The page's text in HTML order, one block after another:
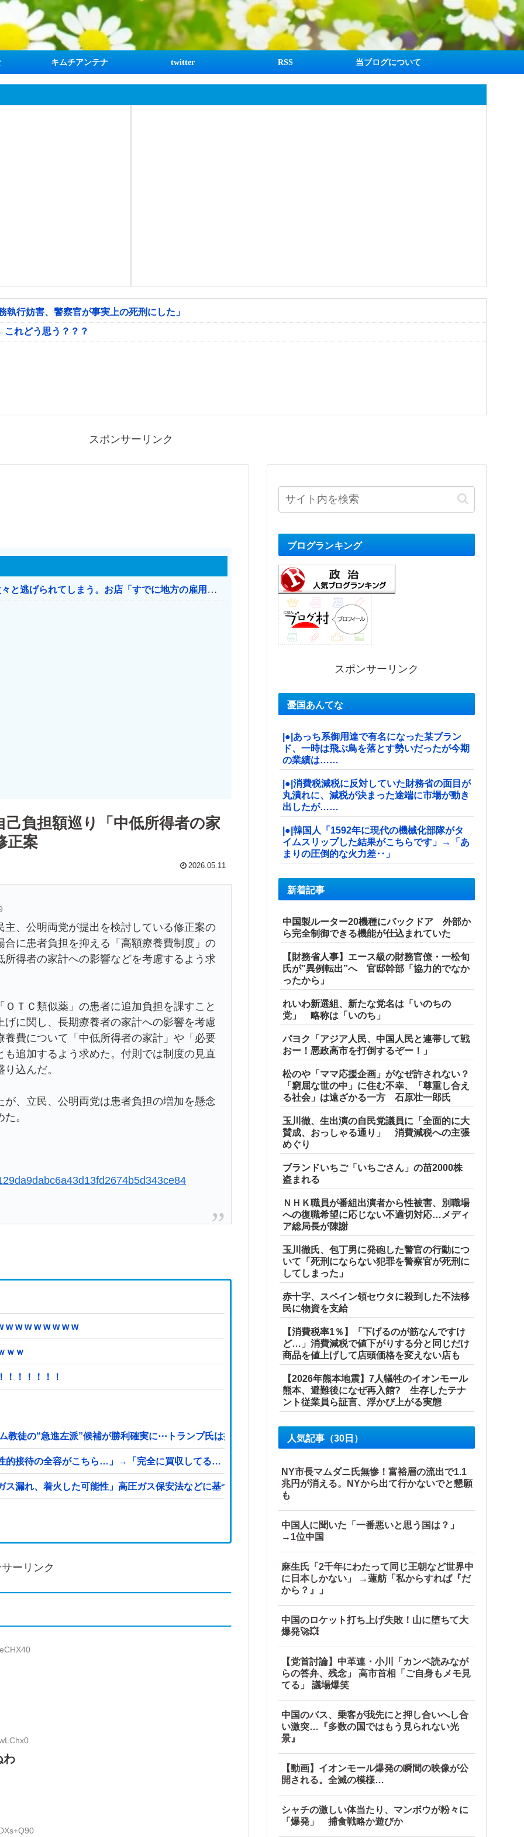
キムチアンテナ twitter RSS 当ブログについて
行妨害、警察官が事実上の死刑にした」
れどう思う？？？
スポンサーリンク
日本のお店、時給1500円でもミャンマー人に次々と逃げられてしまう。お店「すでに地方の雇用は崩壊」
負担額巡り「中低所得者の家
正案
2026.05.11
、公明両党が提出を検討している修正案の
に患者負担を抑える「高額療養費制度」の
得者の家計への影響などを考慮するよう求
ＴＣ類似薬」の患者に追加負担を課すこと
に関し、長期療養者の家計への影響を考慮
費について「中低所得者の家計」や「必要
追加するよう求めた。付則では制度の見直
込んだ。
、立民、公明両党は患者負担の増加を懸念
。
w w w w w w w w
ｗｗ
！！！！！！
教徒の“急進左派”候補が勝利確実に⋯トランプ氏は批判
的接待の全容がこちら…」→「完全に買収してる…（ブルブル」＝韓国の反応
漏れ、着火した可能性」高圧ガス保安法などに基づき、経産省に報告他
ーリンク
わ
ブログランキング
スポンサーリンク
憂国あんてな
|●|あっち系御用達で有名になった某ブラン
ド、一時は飛ぶ鳥を落とす勢いだったが今期
の業績は……
|●|消費税減税に反対していた財務省の面目が
丸潰れに、減税が決まった途端に市場が動き
出したが……
|●|韓国人「1592年に現代の機械化部隊がタ
イムスリップした結果がこちらです」→「あ
まりの圧倒的な火力差‥」
新着記事
中国製ルーター20機種にバックドア 外部か
ら完全制御できる機能が仕込まれていた
【財務省人事】エース級の財務官僚・一松旬
氏が”異例転出”へ 官邸幹部「協力的でなか
ったから」
れいわ新選組、新たな党名は「いのちの
党」 略称は「いのち」
パヨク「アジア人民、中国人民と連帯して戦
おー！悪政高市を打倒するぞー！」
松のや「ママ応援企画」がなぜ許されない？
「窮屈な世の中」に住む不幸、「尊重し合え
る社会」は遠ざかる一方 石原壮一郎氏
玉川徹、生出演の自民党議員に「全面的に大
賛成、おっしゃる通り」 消費減税への主張
めぐり
ブランドいちご「いちごさん」の苗2000株
盗まれる
ＮＨＫ職員が番組出演者から性被害、別職場
への復職希望に応じない不適切対応…メディ
ア総局長が陳謝
玉川徹氏、包丁男に発砲した警官の行動につ
いて「死刑にならない犯罪を警察官が死刑に
してしまった」
赤十字、スペイン領セウタに殺到した不法移
民に物資を支給
【消費税率1％】「下げるのが筋なんですけ
ど…」消費減税で値下がりする分と同じだけ
商品を値上げして店頭価格を変えない店も
【2026年熊本地震】7人犠牲のイオンモール
熊本、避難後になぜ再入館? 生存したテナ
ント従業員ら証言、浮かび上がる実態
人気記事（30日）
NY市長マムダニ氏無惨！富裕層の流出で1.1
兆円が消える。NYから出て行かないでと懇願
も
中国人に聞いた「一番悪いと思う国は？」
→1位中国
麻生氏「2千年にわたって同じ王朝など世界中
に日本しかない」 →蓮舫「私からすれば『だ
から？』」
中国のロケット打ち上げ失敗！山に堕ちて大
爆発🚀💥
【党首討論】中革連・小川「カンペ読みなが
らの答弁、残念」 高市首相「ご自身もメモ見
てる」 議場爆笑
中国のバス、乗客が我先にと押し合いへし合
い激突…『多数の国ではもう見られない光
景』
【動画】イオンモール爆発の瞬間の映像が公
開される。全滅の模様…
シャチの激しい体当たり、マンボウが粉々に
「爆発」 捕食戦略か遊びか